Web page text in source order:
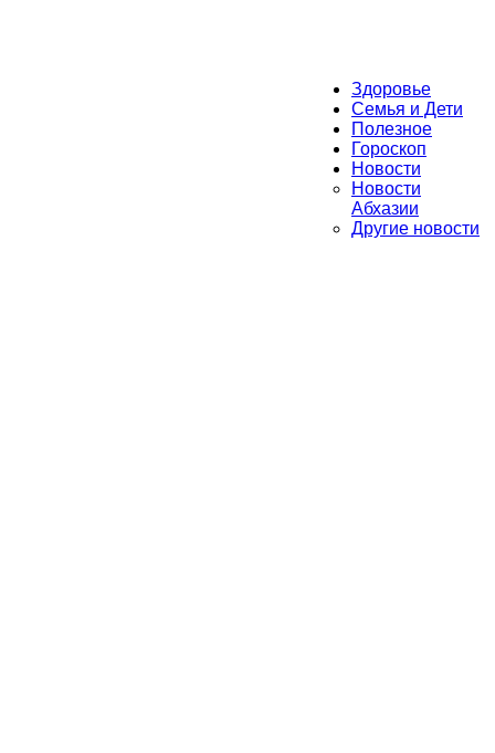
Здоровье
Семья и Дети
Полезное
Гороскоп
Новости
Новости
Абхазии
Другие новости